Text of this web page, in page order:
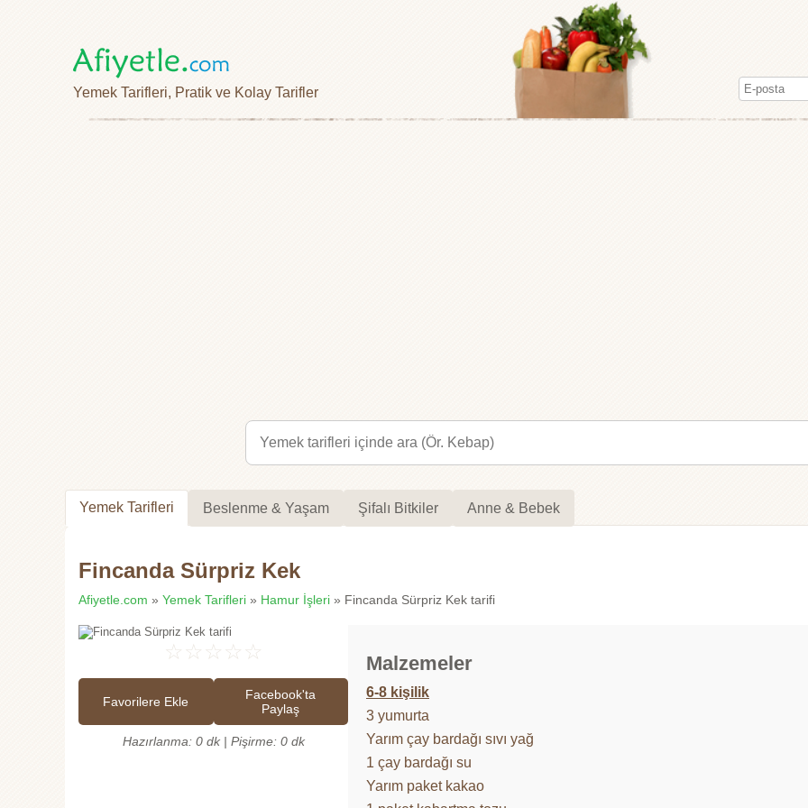
Yemek Tarifleri, Pratik ve Kolay Tarifler
Yemek Tarifleri Beslenme & Yaşam Şifalı Bitkiler Anne & Bebek
Fincanda Sürpriz Kek
Afiyetle.com » Yemek Tarifleri » Hamur İşleri » Fincanda Sürpriz Kek tarifi
☆ ☆ ☆ ☆ ☆
Favorilere Ekle
Facebook'ta
Paylaş
Hazırlanma: 0 dk | Pişirme: 0 dk
Malzemeler
6-8 kişilik
3 yumurta
Yarım çay bardağı sıvı yağ
1 çay bardağı su
Yarım paket kakao